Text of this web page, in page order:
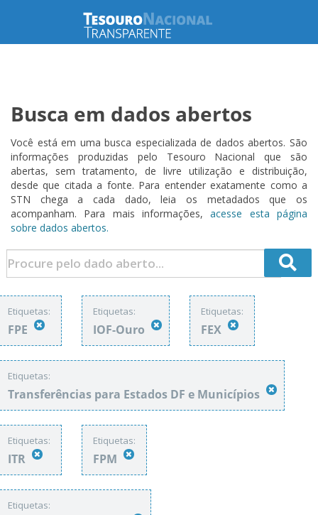
Busca em dados abertos
Você está em uma busca especializada de dados abertos. São
informações produzidas pelo Tesouro Nacional que são
abertas, sem tratamento, de livre utilização e distribuição,
desde que citada a fonte. Para entender exatamente como a
STN chega a cada dado, leia os metadados que os
acompanham. Para mais informações,acesse esta página
sobre dados abertos.
Etiquetas:
FPE
Etiquetas:
IOF-Ouro
Etiquetas:
FEX
Etiquetas:
Transferências para Estados DF e Municípios
Etiquetas:
ITR
Etiquetas:
FPM
Etiquetas: